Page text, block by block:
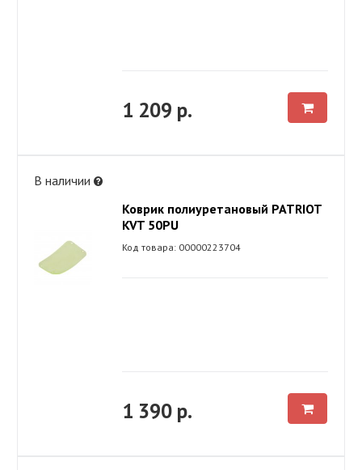
1 209 р.
В наличии
Коврик полиуретановый PATRIOT
KVT 50PU
Код товара: 00000223704
1 390 р.